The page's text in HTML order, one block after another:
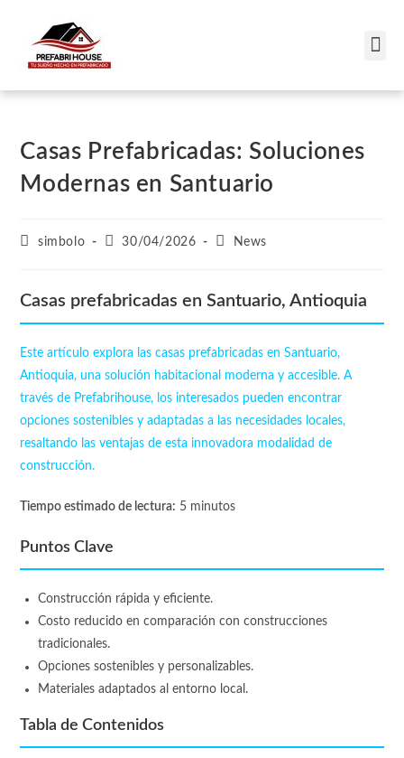
Casas Prefabricadas: Soluciones
Modernas en Santuario
simbolo 30/04/2026 News
Casas prefabricadas en Santuario, Antioquia
Este artículo explora las casas prefabricadas en Santuario,
Antioquia, una solución habitacional moderna y accesible. A
través de Prefabrihouse, los interesados pueden encontrar
opciones sostenibles y adaptadas a las necesidades locales,
resaltando las ventajas de esta innovadora modalidad de
construcción.
Tiempo estimado de lectura: 5 minutos
Puntos Clave
Construcción rápida y eficiente.
Costo reducido en comparación con construcciones
tradicionales.
Opciones sostenibles y personalizables.
Materiales adaptados al entorno local.
Tabla de Contenidos